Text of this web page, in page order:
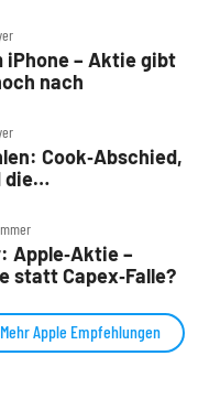
iPhone – Aktie gibt
nach
Cook‑Abschied,
die
Apple‑Aktie –
statt Capex‑Falle?
Mehr Apple Empfehlungen